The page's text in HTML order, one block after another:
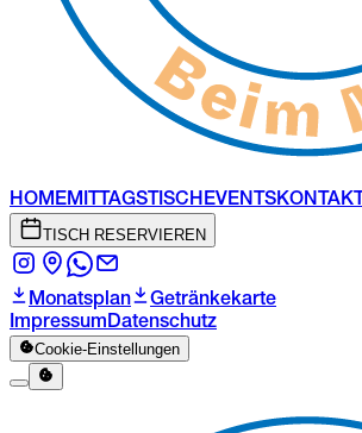
HOMEMITTAGSTISCHEVENTSKONTAKT
TISCH RESERVIEREN
Monatsplan
Getränkekarte
ImpressumDatenschutz
Cookie-Einstellungen